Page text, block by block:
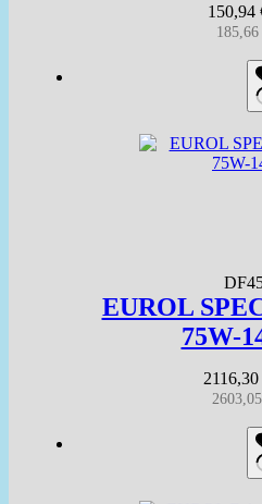
150,94
185,66
EUROL
75W-
2116,30
2603,05